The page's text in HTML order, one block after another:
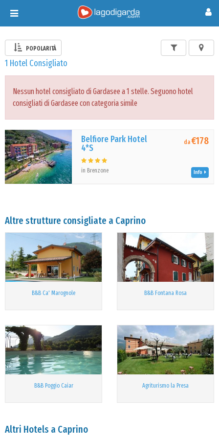
Toggle
navigation
POPOLARITÀ
1 Hotel Consigliato
Nessun hotel consigliato di Gardasee a 1 stelle. Seguono hotel
consigliati di Gardasee con categoria simile
Belfiore Park Hotel
4*S
in Brenzone
da€178
Info
Altre strutture consigliate a Caprino
B&B Ca' Marognole B&B Fontana Rosa
B&B Poggio Caiar Agriturismo la Presa
Altri Hotels a Caprino